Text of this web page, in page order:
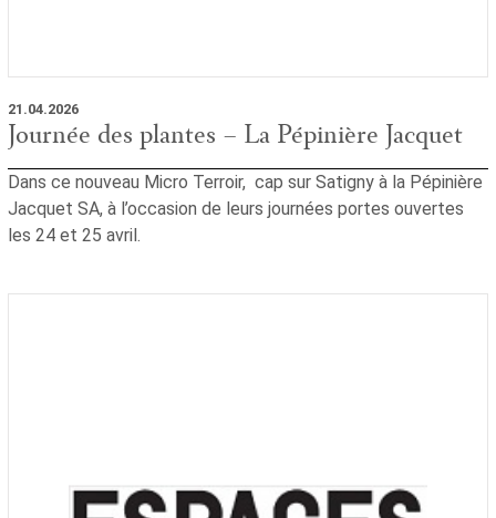
21.04.2026
Journée des plantes – La Pépinière Jacquet
Dans ce nouveau Micro Terroir, cap sur Satigny à la Pépinière
Jacquet SA, à l’occasion de leurs journées portes ouvertes
les 24 et 25 avril.